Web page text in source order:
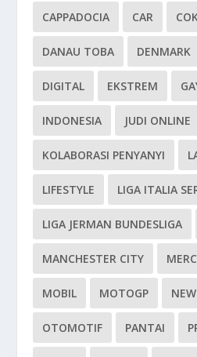
CAPPADOCIA CAR
DANAU TOBA DENMARK
DIGITAL EKSTREM
INDONESIA JUDI ONLINE
KOLABORASI PENYANYI
LIFESTYLE LIGA ITALIA
LIGA JERMAN BUNDESLIGA
MANCHESTER CITY
MOBIL MOTOGP
OTOMOTIF PANTAI